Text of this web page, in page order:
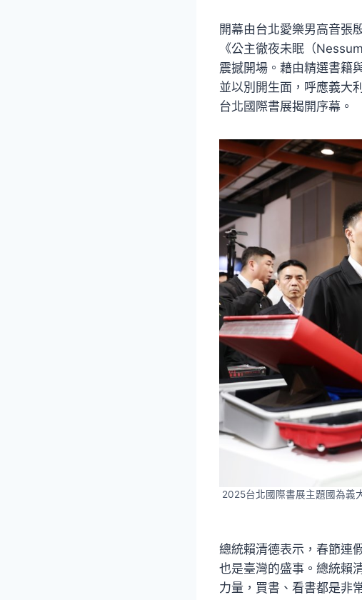
開幕由台北愛樂男高音張
《公主徹夜未眠（
震撼開場。藉由精選書籍
並以別開生面，呼應義大
台北國際書展揭開序幕。
2025台北國際書展主題國為義
總統賴清德表示，春節連
也是臺灣的盛事。總統賴
力量，買書、看書都是非